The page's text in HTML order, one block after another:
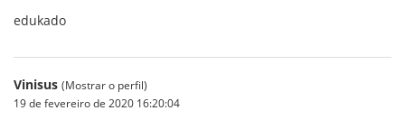
edukado
Vinisus (Mostrar o perfil)
19 de fevereiro de 2020 16:20:04